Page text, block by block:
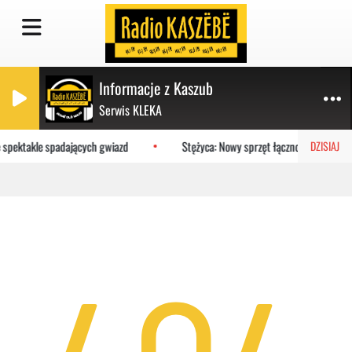
Informacje z Kaszub
Serwis KLEKA
DZISIAJ
spadających gwiazd Stężyca: Nowy sprzęt łączności trafił do